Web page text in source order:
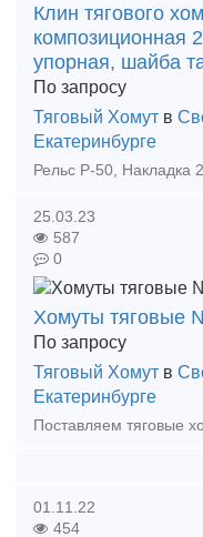
Клин тягового
композиционная
упорная, шайба
По запросу
Тяговый Хомут в
Екатеринбурге
25.03.23
587
0
Хомуты тяговые
По запросу
Тяговый Хомут в
Екатеринбурге
01.11.22
454